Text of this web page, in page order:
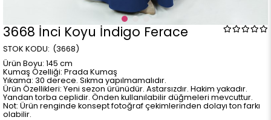
3668 İnci Koyu İndigo Ferace
(3668)
Ürün Boyu: 145 cm
Kumaş Özelliği: Prada Kumaş
Yıkama: 30 derece. Sıkma yapılmamalıdır.
Ürün Özellikleri: Yeni sezon ürünüdür. Astarsızdır. Hakim yakadır.
Yandan torba ceplidir. Önden kullanılabilir düğmeleri mevcuttur.
Not: Ürün renginde konsept fotoğraf çekimlerinden dolayı ton farkı
olabilir.